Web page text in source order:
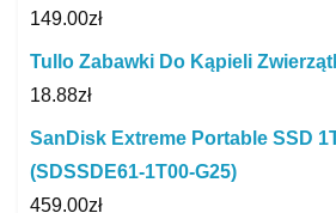
149.00zł
Tullo Zabawki Do Kąpieli
18.88zł
SanDisk Extreme Portable SSD
(SDSSDE61-1T00-G25)
459.00zł